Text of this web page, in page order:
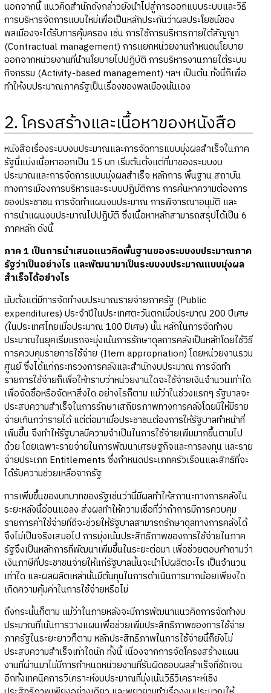
นอกจากนี้ แนวคิดสำนักดังกล่าวยังนำไปสู่การออกแบบระบบและวิธี
การบริหารจัดการแบบใหม่เพื่อเป็นหลักประกันว่าผลประโยชน์ของ
พลเมืองจะได้รับการคุ้มครอง เช่น การใช้การบริหารภายใต้สัญญา
(Contractual management) การแยกหน่วยงานกำหนดนโยบาย
ออกจากหน่วยงานที่นำนโยบายไปปฏิบัติ การบริหารงานภายใต้ระบบ
กิจกรรม (Activity-based management) ฯลฯ เป็นต้น ทั้งนี้ก็เพื่อ
ทำให้งบประมาณภาครัฐเป็นเรื่องของพลเมืองนั่นเอง
2. โครงสร้างและเนื้อหาของหนังสือ
หนังสือเรื่องระบบงบประมาณและการจัดการแบบมุ่งผลสำเร็จในภาค
รัฐนี้แบ่งเนื้อหาออกเป็น 15 บท เริ่มต้นตั้งแต่ที่มาของระบบงบ
ประมาณและการจัดการแบบมุ่งผลสำเร็จ หลักการ พื้นฐาน สถาบัน
ทางการเมืองการบริหารและระบบปฏิบัติการ การค้นหาความต้องการ
ของประชาชน การจัดทำแผนงบประมาณ การพิจารณาอนุมัติ และ
การนำแผนงบประมาณไปปฏิบัติ ซึ่งเนื้อหาหลักสามารถสรุปได้เป็น 6
ภาคหลัก ดังนี้
ภาค 1 เป็นการนำเสนอแนวคิดพื้นฐานของระบบงบประมาณภาค
รัฐว่าเป็นอย่างไร และพัฒนามาเป็นระบบงบประมาณแบบมุ่งผล
สำเร็จได้อย่างไร
นับตั้งแต่มีการจัดทำงบประมาณรายจ่ายภาครัฐ (Public
expenditures) ประจำปีในประเทศตะวันตกเมื่อประมาณ 200 ปีเศษ
(ในประเทศไทยเมื่อประมาณ 100 ปีเศษ) นั้น หลักในการจัดทำงบ
ประมาณในยุคเริ่มแรกจะมุ่งเน้นการรักษาดุลการคลังเป็นหลักโดยใช้วิธี
การควบคุมรายการใช้จ่าย (Item appropriation) โดยหน่วยงานรวม
ศูนย์ ซึ่งได้แก่กระทรวงการคลังและสำนักงบประมาณ การจัดทำ
รายการใช้จ่ายก็เพื่อให้ทราบว่าหน่วยงานใดจะใช้จ่ายเงินจำนวนเท่าใด
เพื่อจัดซื้อหรือจัดหาสิ่งใด อย่างไรก็ตาม แม้ว่าในช่วงแรกๆ รัฐบาลจะ
ประสบความสำเร็จในการรักษาเสถียรภาพทางการคลังโดยมิให้มีราย
จ่ายเกินกว่ารายได้ แต่ต่อมาเมื่อประชาชนต้องการให้รัฐบาลทำหน้าที่
เพิ่มขึ้น จึงทำให้รัฐบาลมีความจำเป็นในการใช้จ่ายเพิ่มมากขึ้นตามไป
ด้วย โดยเฉพาะรายจ่ายในการพัฒนาเศรษฐกิจและการลงทุน และราย
จ่ายประเภท Entitlements ซึ่งกำหนดประเภทครัวเรือนและสิทธิที่จะ
ได้รับความช่วยเหลือจากรัฐ
การเพิ่มขึ้นของบทบาทของรัฐเช่นว่านี้มีผลทำให้สถานะทางการคลังใน
ระยะหลังนี้อ่อนแอลง ส่งผลทำให้ความเชื่อที่ว่าถ้าการมีการควบคุม
รายการค่าใช้จ่ายที่ดีจะช่วยให้รัฐบาลสามารถรักษาดุลทางการคลังได้
จึงไม่เป็นจริงเสมอไป การมุ่งเน้นประสิทธิภาพของการใช้จ่ายในภาค
รัฐจึงเป็นหลักการที่พัฒนาเพิ่มขึ้นในระยะต่อมา เพื่อช่วยตอบคำถามว่า
เงินภาษีที่ประชาชนจ่ายให้แก่รัฐบาลนั้นจะนำไปผลิตอะไร เป็นจำนวน
เท่าใด และผลผลิตเหล่านั้นมีต้นทุนในการดำเนินการมากน้อยเพียงใด
เกิดความคุ้มค่าในการใช้จ่ายหรือไม่
ถึงกระนั้นก็ตาม แม้ว่าในภายหลังจะมีการพัฒนาแนวคิดการจัดทำงบ
ประมาณที่เน้นการวางแผนเพื่อช่วยเพิ่มประสิทธิภาพของการใช้จ่าย
ภาครัฐในระยะยาวก็ตาม หลักประสิทธิภาพในการใช้จ่ายนี้ก็ยังไม่
ประสบความสำเร็จเท่าใดนัก ทั้งนี้ เนื่องจากการจัดโครงสร้างแผน
งานที่ผ่านมาไม่มีการกำหนดหน่วยงานที่รับผิดชอบผลสำเร็จที่ชัดเจน
อีกทั้งเทคนิคการวิเคราะห์งบประมาณที่มุ่งเน้นวิธีวิเคราะห์เชิง